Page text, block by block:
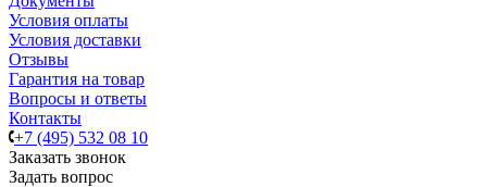
Условия оплаты
Условия доставки
Отзывы
Гарантия на товар
Вопросы и ответы
Контакты
+7 (495) 532 08 10
Заказать звонок
Задать вопрос